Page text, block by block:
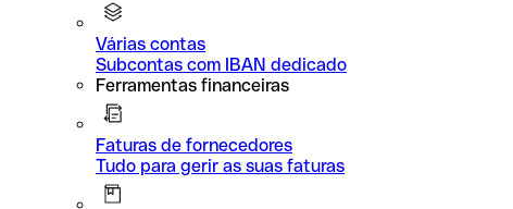
Várias contas
Subcontas com IBAN dedicado
Ferramentas financeiras
Faturas de fornecedores
Tudo para gerir as suas faturas